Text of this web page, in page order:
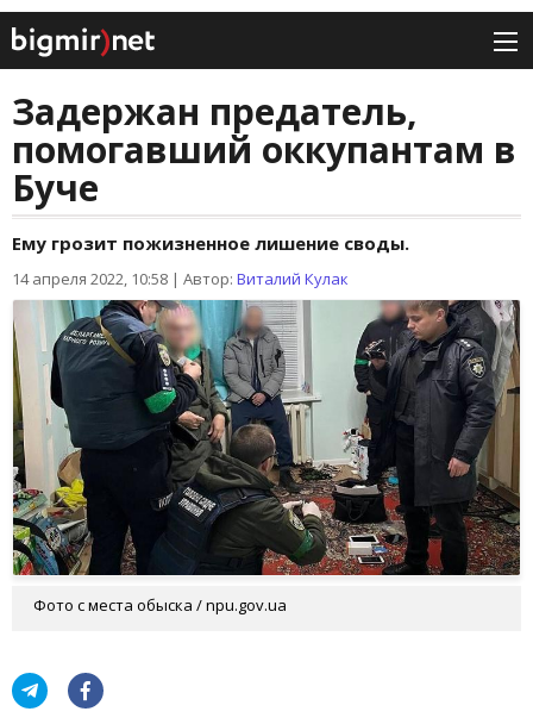
Задержан предатель,
помогавший оккупантам в
Буче
Ему грозит пожизненное лишение своды.
14 апреля 2022, 10:58 | Автор: Виталий Кулак
Фото с места обыска / npu.gov.ua